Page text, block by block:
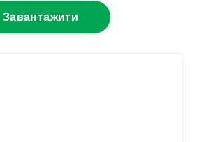
Завантажити